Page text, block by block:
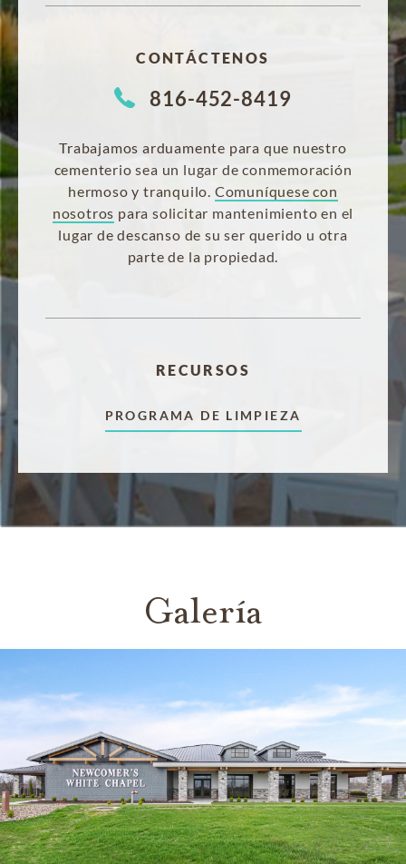
CONTÁCTENOS
816-452-8419
Trabajamos arduamente para que nuestro
cementerio sea un lugar de conmemoración
hermoso y tranquilo. Comuníquese con
nosotros para solicitar mantenimiento en el
lugar de descanso de su ser querido u otra
parte de la propiedad.
RECURSOS
PROGRAMA DE LIMPIEZA
Galería